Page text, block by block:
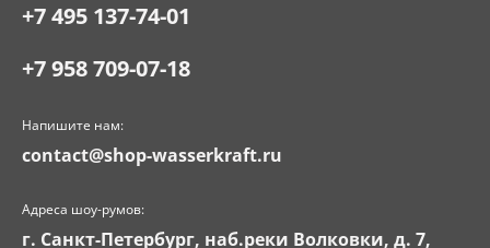
+7 495 137-74-01
+7 958 709-07-18
Напишите нам:
contact@shop-wasserkraft.ru
Адреса шоу-румов:
г. Санкт-Петербург, наб.реки Волковки, д. 7,